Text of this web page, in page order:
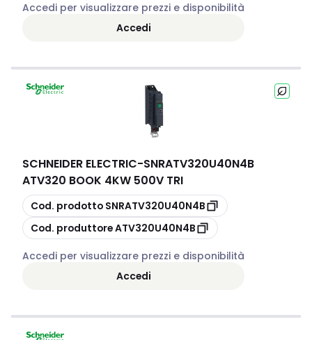
Accedi per visualizzare prezzi e disponibilità
Accedi
SCHNEIDER ELECTRIC-SNRATV320U40N4B
ATV320 BOOK 4KW 500V TRI
copia
Cod. prodotto SNRATV320U40N4B
copia
Cod. produttoreATV320U40N4B
Accedi per visualizzare prezzi e disponibilità
Accedi